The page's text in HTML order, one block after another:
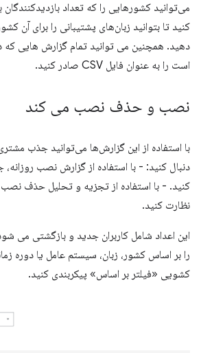
می‌توانید کشورهایی را که تعداد بازدیدکنندگان
کنید تا بتوانید زبان‌های پشتیبانی را برای آن
دهید. همچنین می توانید تمام گزارش هایی که
است را به عنوان فایل CSV صادر کنید.
نصب و حذف نصب می کند
با استفاده از این گزارش‌ها می‌توانید جذب
دنبال کنید: - با استفاده از گزارش نصب
کنید. - با استفاده از تجزیه و تحلیل حذف نصب
نظارت کنید.
این اعداد شامل کاربران جدید و بازگشتی می
را بر اساس کشور، زبان، سیستم عامل یا دوره
کشویی «فیلتر بر اساس» پیکربندی کنید.